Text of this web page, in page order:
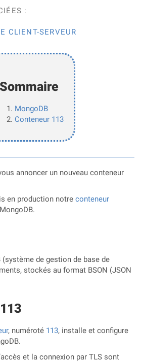
:
CLIENT-SERVEUR
Sommaire
MongoDB
Conteneur 113
annoncer un nouveau conteneur
en production notre conteneur
(système de gestion de base de
stockés au format BSON (JSON
, numéroté 113, installe et configure
et la connexion par TLS sont